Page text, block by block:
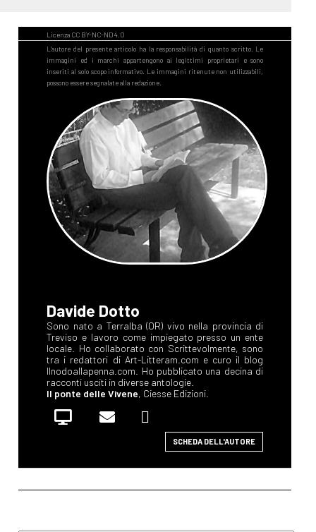
Davide Dotto
Sono nato a Terralba (OR) vivo nella provincia di
Treviso e lavoro come impiegato presso un ente
locale. Ho collaborato con Scrittevolmente, sono
tra i redattori di Art-Litteram.com e curo il blog
Ilnodoallapenna.com. Ho pubblicato una decina di
racconti usciti in diverse antologie.
Il ponte delle Vivene, Ciesse Edizioni.
SCHEDA DELL'AUTORE